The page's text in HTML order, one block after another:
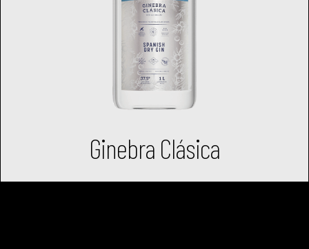
Ginebra Clásica